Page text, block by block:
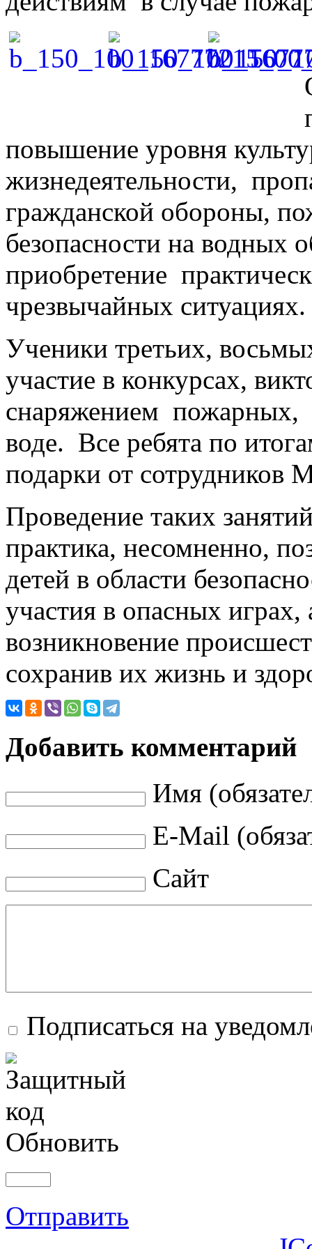
повышение уровня
жизнедеятельности,
гражданской обороны,
безопасности на водных
приобретение
чрезвычайных ситуациях.
Ученики третьих,
участие в конкурсах,
снаряжением пожарных,
воде. Все ребята по
подарки от сотрудников
Проведение таких
практика, несомненно,
детей в области
участия в опасных играх,
возникновение
сохранив их жизнь и
Добавить комментарий
Имя
E-Mail
Сайт
Подписаться на
Обновить
Отправить